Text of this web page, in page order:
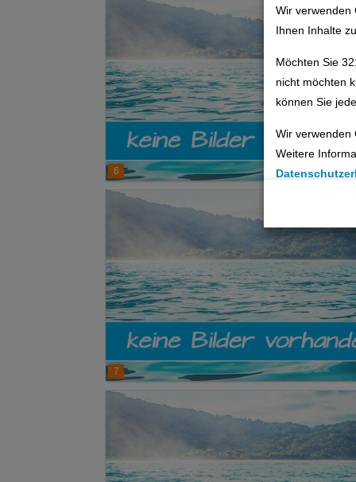
Wir verwenden
Ihnen Inhalte
Möchten Sie
nicht möchten
können Sie
Wir verwenden
Weitere
Technische
Analyse
Social Media
Advertising
Erweiterte
6
7